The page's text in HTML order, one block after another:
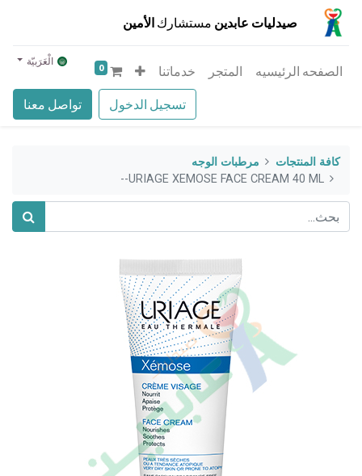
صيدليات عابدين مستشارك الأمين
تسجيل الدخول تواصل معنا
الصفحه الرئيسيه المتجر خدماتنا 0 الْعَرَبيّة
كافة المنتجات
مرطبات الوجه
URIAGE XEMOSE FACE CREAM 40 ML--